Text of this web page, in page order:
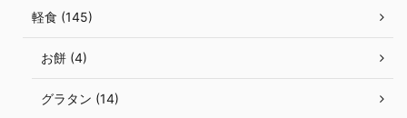
軽食 (145)
お餅 (4)
グラタン (14)